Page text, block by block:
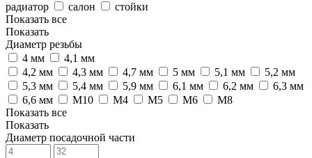
радиатор
салон
стойки
Показать все
Показать
Диаметр резьбы
4 мм
4,1 мм
4,2 мм
4,3 мм 4,7 мм 5 мм 5,1 мм
5,2 мм
5,3 мм
5,4 мм 5,9 мм 6,1 мм 6,2 мм
6,3 мм
6,6 мм
M10 M4 M5 M6
M8
Показать все
Показать
Диаметр посадочной части